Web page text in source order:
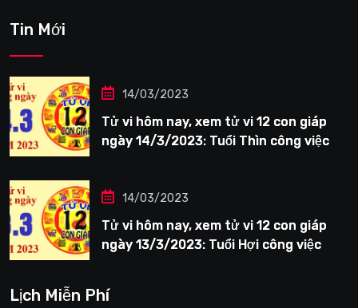
Tin Mới
14/03/2023
Tử vi hôm nay, xem tử vi 12 con giáp
ngày 14/3/2023: Tuổi Thìn công việc
14/03/2023
Tử vi hôm nay, xem tử vi 12 con giáp
ngày 13/3/2023: Tuổi Hợi công việc
Lịch Miễn Phí